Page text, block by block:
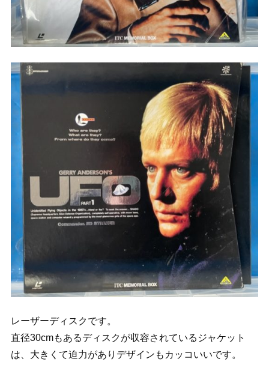
レーザーディスクです。
直径30cmもあるディスクが収容されているジャケット
は、大きくて迫力がありデザインもカッコいいです。